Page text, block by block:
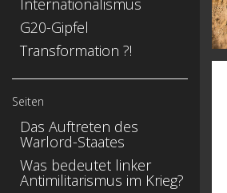
Internationalismus
G20-Gipfel
Transformation ?!
Seiten
Das Auftreten des
Warlord-Staates
Was bedeutet linker
Antimilitarismus im Krieg?